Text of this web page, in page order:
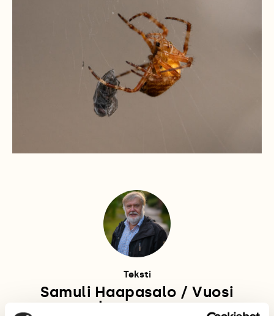
Teksti
Samuli Haapasalo / Vuosi
luonnossa